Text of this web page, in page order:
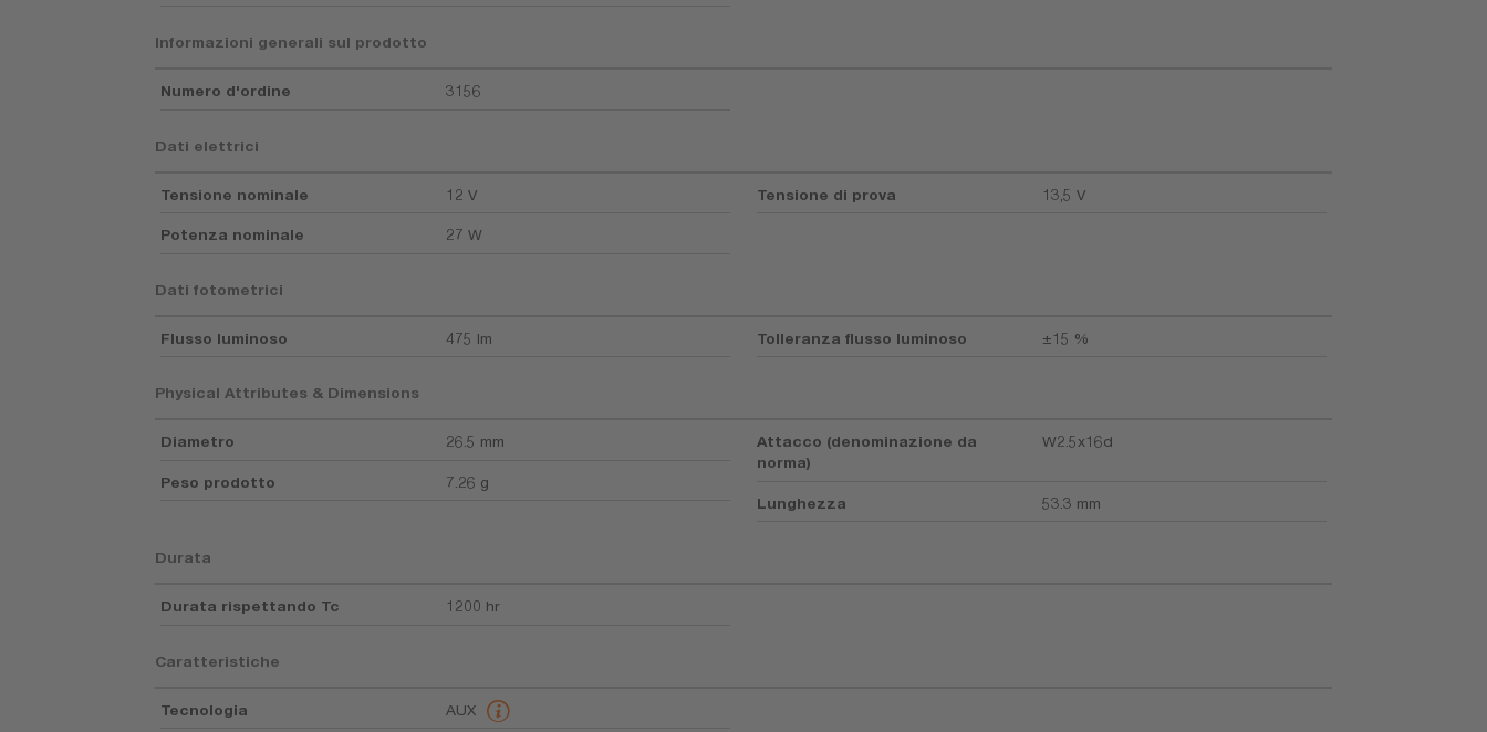
Informazioni generali sul prodotto
Numero d'ordine 3156
Dati elettrici
Tensione nominale 12 V
Potenza nominale 27 W
Tensione di prova 13,5 V
Dati fotometrici
Flusso luminoso 475 lm Tolleranza flusso luminoso ±15 %
Physical Attributes & Dimensions
Diametro 26.5 mm
Peso prodotto 7.26 g
Attacco (denominazione da
norma)
W2.5x16d
Lunghezza 53.3 mm
Durata
Durata rispettando Tc 1200 hr
Caratteristiche
Tecnologia AUX